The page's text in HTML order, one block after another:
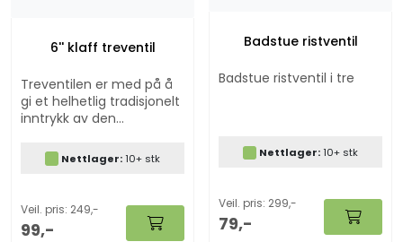
6'' klaff treventil
Treventilen er med på å
gi et helhetlig tradisjonelt
inntrykk av den
trekonstruksjonen som de
fleste hytter bærer preg
Nettlager:10+ stk
Veil. pris: 249,-
99,-
Badstue ristventil
Badstue ristventil i tre
Nettlager:10+ stk
Veil. pris: 299,-
79,-